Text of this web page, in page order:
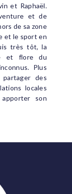
et Raphaël.
et de
de sa zone
et le sport en
très tôt, la
et flore du
Plus
des
locales
son